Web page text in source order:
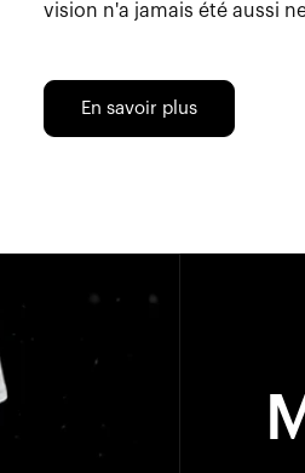
vision n'a jamais été aussi
En savoir plus